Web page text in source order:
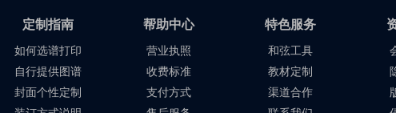
定制指南
如何选谱打印
自行提供图谱
封面个性定制
帮助中心
营业执照
收费标准
支付方式
特色服务
和弦工具
教材定制
渠道合作